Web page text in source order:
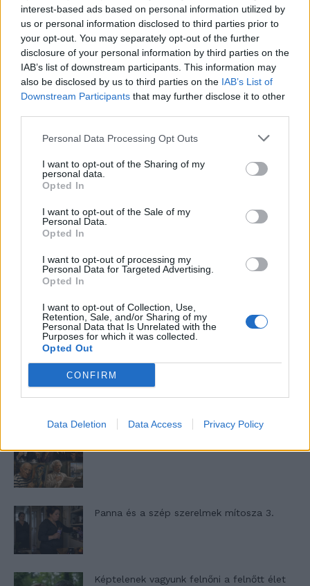
interest-based ads based on personal information utilized by
us or personal information disclosed to third parties prior to
your opt-out. You may separately opt-out of the further
disclosure of your personal information by third parties on the
IAB’s list of downstream participants. This information may
also be disclosed by us to third parties on the IAB’s List of
Downstream Participants that may further disclose it to other
Personal Data Processing Opt Outs
I want to opt-out of the Sharing of my
personal data.
Opted In
I want to opt-out of the Sale of my
Personal Data.
Opted In
I want to opt-out of processing my
Personal Data for Targeted Advertising.
Opted In
I want to opt-out of Collection, Use,
Retention, Sale, and/or Sharing of my
Personal Data that Is Unrelated with the
Purposes for which it was collected.
Opted Out
CONFIRM
Data Deletion Data Access Privacy Policy
T. szereti a fiatal lányokat 14. rész
Pedig szóltam… – Miért nem hiszünk a
A legidegesítőbb kifejezések laza
13. rész
Woody Allen megosztó zsenialitása
A világ legismertebb ruhái
Panna és a szép szerelmek mítosza 3.
Képtelenek vagyunk felnőni a felnőtt élet